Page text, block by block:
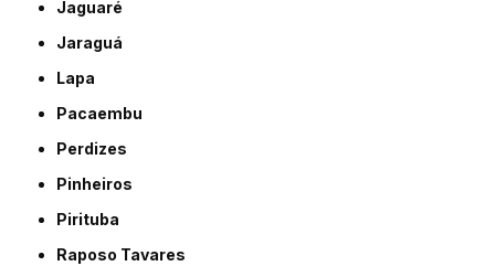
Jaguaré
Jaraguá
Lapa
Pacaembu
Perdizes
Pinheiros
Pirituba
Raposo Tavares